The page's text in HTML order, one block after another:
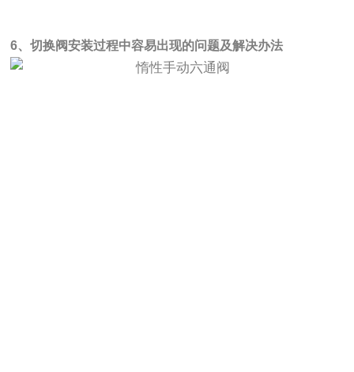
6、切换阀安装过程中容易出现的问题及解决办法